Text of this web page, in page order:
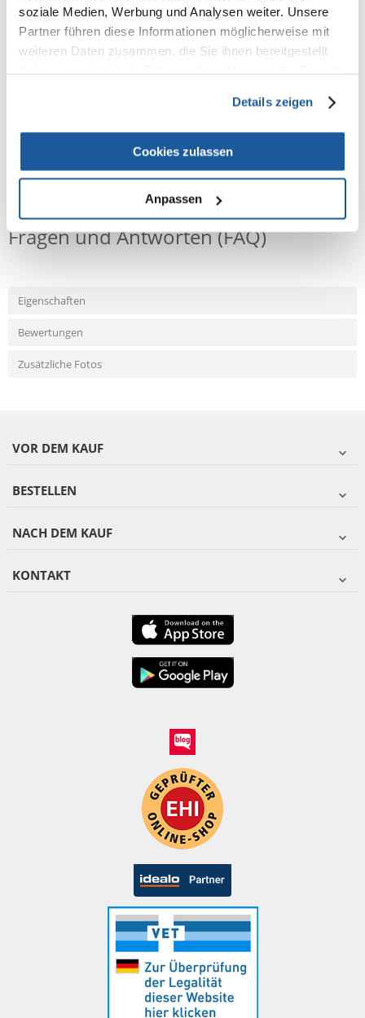
soziale Medien, Werbung und Analysen weiter. Unsere
Partner führen diese Informationen möglicherweise mit
weiteren Daten zusammen, die Sie ihnen bereitgestellt
Details zeigen
Cookies zulassen
Anpassen
ohne Dünger sterilisiert
erhöht das Volumen um das 7-8 fache
pH-Wert zwischen 5,0 und 6,0
NEUE NACHRICHT
Fragen und Antworten (FAQ)
Eigenschaften
Bewertungen
Zusätzliche Fotos
VOR DEM KAUF
BESTELLEN
NACH DEM KAUF
KONTAKT